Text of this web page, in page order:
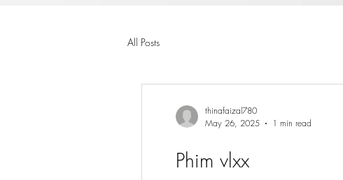
All Posts
Phim vlxx
thinafaizal780
May 26, 2025
1 min read